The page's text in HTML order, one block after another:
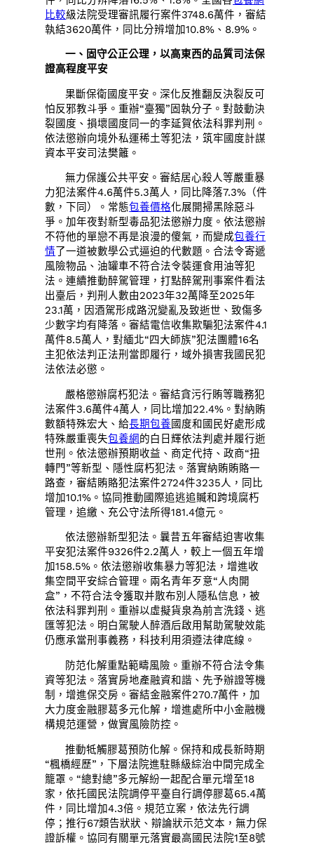
比較級法院受理審訊履行案件3748.6萬件，審結
執結3620萬件，同比分辨增加10.8%、8.9%。
一、固守公正公理，以高東西的品質司法保
證高程度平安
果斷保衛國度平安。深化反推翻反決裂反可
怕反邪教斗爭。重辦“臺獨”固執分子。對鼓動決
裂國度、損壞國度同一的李延賀依法科罪判刑。
依法懲辦向境外私運稀土等犯法，筑牢國度計謀
資本平安司法樊籬。
無力保護公共平安。審結居心殺人等嚴重暴
力犯法案件4.6萬件5.3萬人，同比降落7.3%（件
數，下同）。常態包養價格化展開掃黑除惡斗
爭。加年夜對新型毒品犯法懲辦力度。依法懲辦
不符他的單戀不再是浪漫的傻氣，而變成包養行
情了一道被數學公式逼迫的代數題。合法令寄遞
風險物品、油罐車不符合法令裝運食用油等犯
法。連續推動醉駕管理，打點醉駕刑事案件看法
出臺后，判刑人數由2023年32萬降至2025年
23.1萬，因酒駕形成路況變亂及致逝世、致傷多
少數字均有降落。審結電信收集欺騙犯法案件4.1
萬件8.5萬人，對緬北“四大師族”犯法團體16名
主犯依法判正法刑當即履行，域外損害我國民犯
法依法必懲。
嚴格懲辦腐朽犯法。審結貪污行賄等職務犯
法案件3.6萬件4萬人，同比增加22.4%。對納賄
數額特殊宏大、給長期包養國度和國民好處形成
特殊嚴重喪失包養網的白日輝依法判處并履行逝
世刑。依法懲辦預期收益、商定代持、政商“扭
轉門”等新型、隱性腐朽犯法。落實納賄賄賂一
路查，審結賄賂犯法案件2724件3235人，同比
增加10.1%。協同推動國際追逃追贓和跨境腐朽
管理，追繳、充公守法所得181.4億元。
依法懲辦新型犯法。曩昔五年審結迫害收集
平安犯法案件9326件2.2萬人，較上一個五年增
加158.5%。依法懲辦收集暴力等犯法，增進收
集空間平安綜合管理。兩名青年歹意“人肉開
盒”，不符合法令獲取并散布別人隱私信息，被
依法科罪判刑。重辦以虛擬貨泉為前言洗錢、逃
匯等犯法。明白駕駛人醉酒后啟用幫助駕駛效能
仍應承當刑事義務，科技利用須遵法律底線。
防范化解重點範疇風險。重辦不符合法令集
資等犯法。落實房地產融資和諧、先予辦證等機
制，增進保交房。審結金融案件270.7萬件，加
大力度金融膠葛多元化解，增進處所中小金融機
構規范運營，做實風險防控。
推動牴觸膠葛預防化解。保持和成長新時期
“楓橋經歷”，下層法院進駐縣級綜治中間完成全
籠罩。“總對總”多元解紛一起配合單元增至18
家，依托國民法院調停平臺自行調停膠葛65.4萬
件，同比增加4.3倍。規范立案，依法先行調
停；推行67類告狀狀、辯論狀示范文本，無力保
證訴權。協同有關單元落實最高國民法院1至8號